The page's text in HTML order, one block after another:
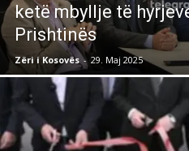
ketë mbyllje të
Prishtinës
Zëri i Kosovës - 29. Maj 2025